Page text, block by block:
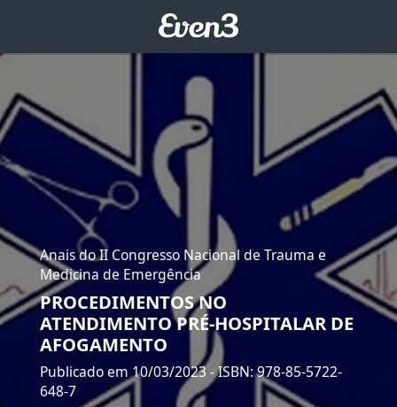
Anais do II Congresso Nacional de Trauma e
Medicina de Emergência
PROCEDIMENTOS NO
ATENDIMENTO PRÉ-HOSPITALAR DE
AFOGAMENTO
Publicado em 10/03/2023- ISBN: 978-85-5722-
648-7